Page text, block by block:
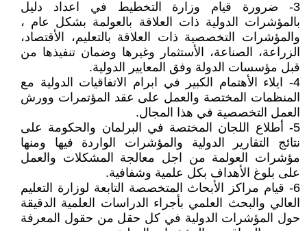
3- ضرورة قيام وزارة التخطيط في اعداد دليل
بالمؤشرات الدولية ذات العلاقة بالعولمة بشكل عام ،
والمؤشرات التخصصية ذات العلاقة بالتعليم، الأقتصاد،
الزراعة، الصناعة، الأستثمار وغيرها وضمان تنفيذها من
قبل مؤسسات الدولة وفق المعايير الدولية.
4- ايلاء الأهتمام الكبير في ابرام الاتفاقيات الدولية مع
المنظمات المختصة والعمل على عقد المؤتمرات وورش
العمل التخصصية في هذا المجال.
5- أطلاع اللجان المختصة في البرلمان والحكومة على
نتائج التقارير الدولية والمؤشرات الواردة فيها ومنها
مؤشرات العولمة من اجل معالجة المشكلات والعمل
على بلوغ الأهداف بكل علمية وشفافية.
6- قيام مراكز الأبحاث المتخصصة التابعة لوزارة التعليم
العالي والبحث العلمي بأجراء الدراسات العلمية الدقيقة
حول المؤشرات الدولية في كل حقل من حقول المعرفة